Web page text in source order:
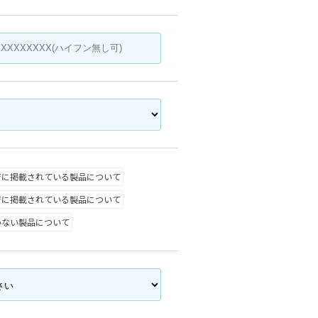
掲載されている製品について
掲載されている製品について
い製品について